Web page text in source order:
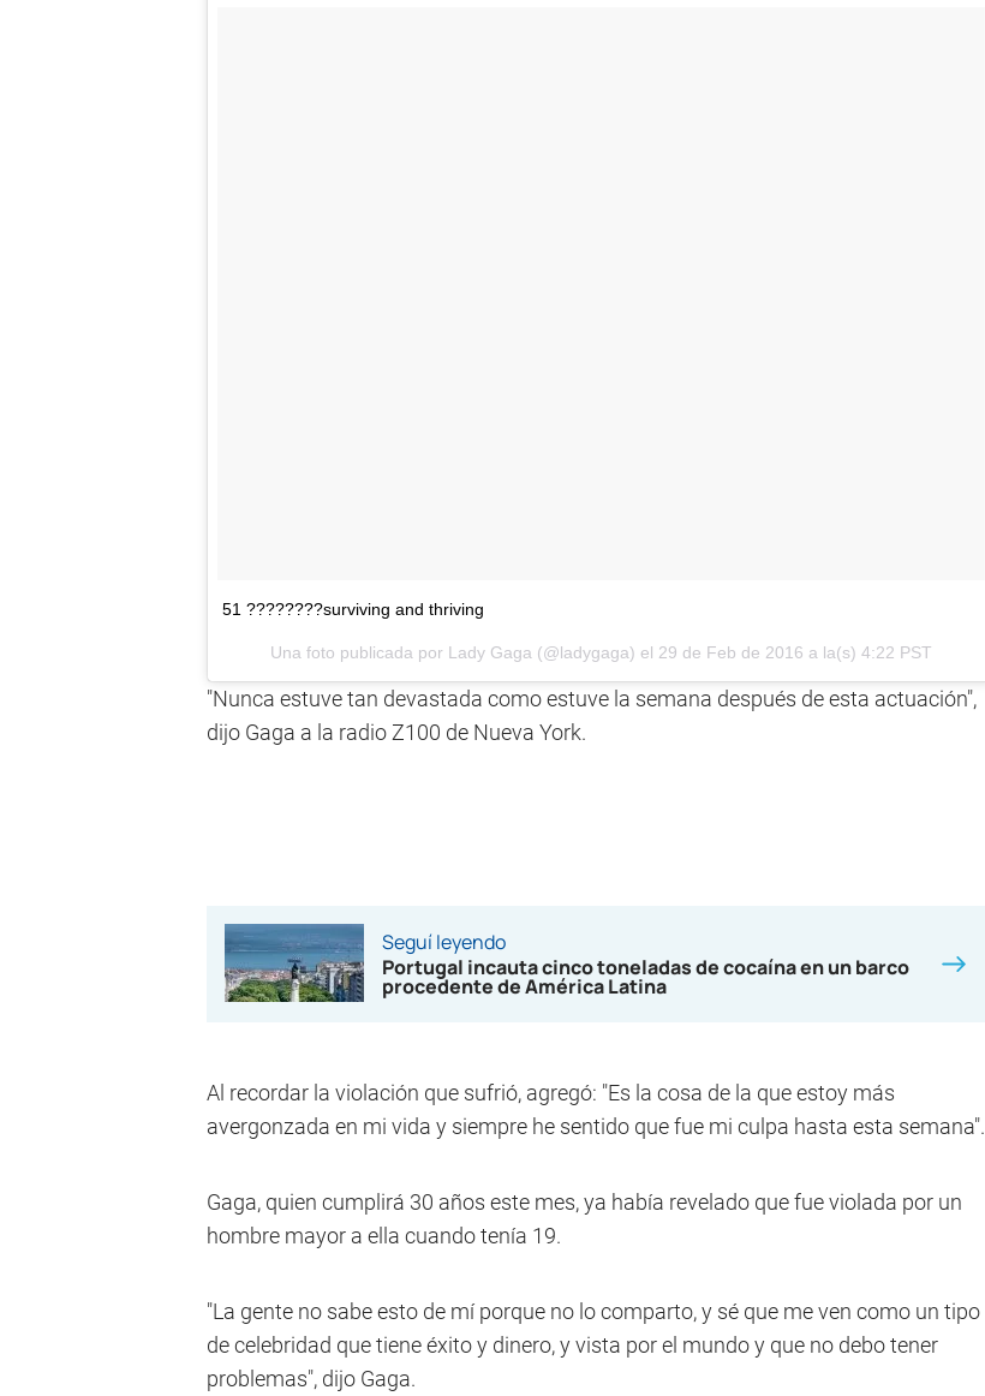
51 ????????surviving and thriving
Una foto publicada por Lady Gaga (@ladygaga) el 29 de Feb de 2016 a la(s) 4:22 PST
"Nunca estuve tan devastada como estuve la semana después de esta actuación",
dijo Gaga a la radio Z100 de Nueva York.
Seguí leyendo
Portugal incauta cinco toneladas de cocaína en un barco
procedente de América Latina
Al recordar la violación que sufrió, agregó: "Es la cosa de la que estoy más
avergonzada en mi vida y siempre he sentido que fue mi culpa hasta esta semana".
Gaga, quien cumplirá 30 años este mes, ya había revelado que fue violada por un
hombre mayor a ella cuando tenía 19.
"La gente no sabe esto de mí porque no lo comparto, y sé que me ven como un tipo
de celebridad que tiene éxito y dinero, y vista por el mundo y que no debo tener
problemas", dijo Gaga.